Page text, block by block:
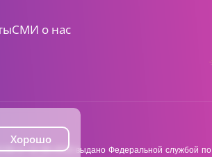
ШАЯН Алифба
Буква Е
СМИ о нас
от 22.06.2018 выдано Федеральной службой по
Хорошо